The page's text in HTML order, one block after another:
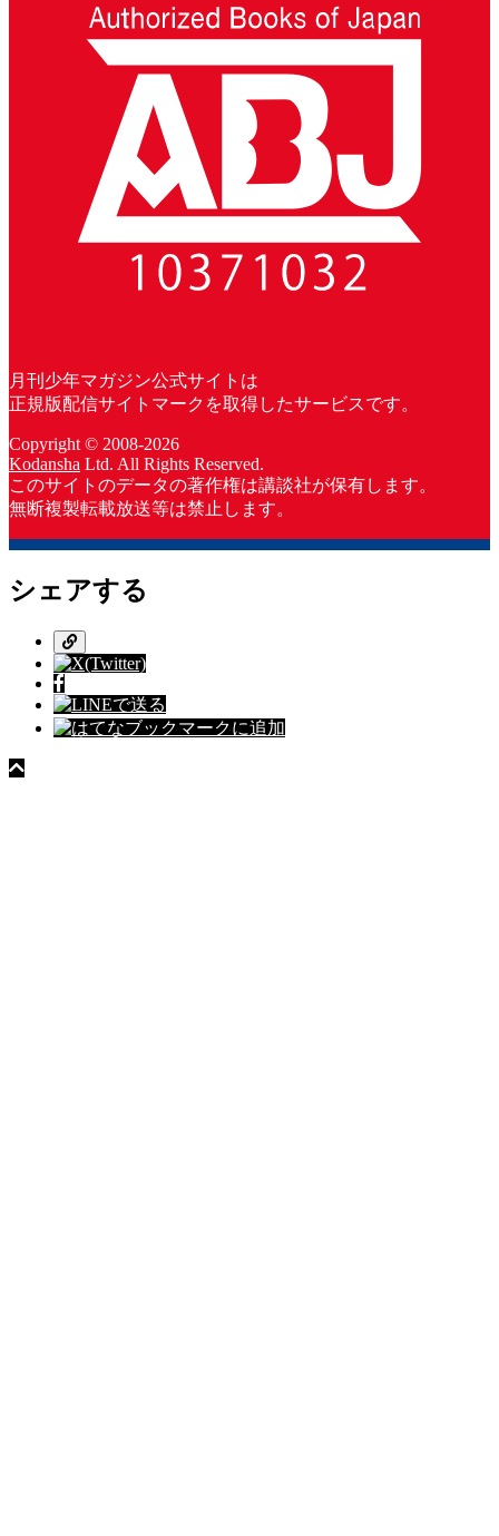
月刊少年マガジン公式サイトは
正規版配信サイトマークを取得したサービスです。
Copyright © 2008-2026
Kodansha Ltd. All Rights Reserved.
このサイトのデータの著作権は講談社が保有します。
無断複製転載放送等は禁止します。
シェアする